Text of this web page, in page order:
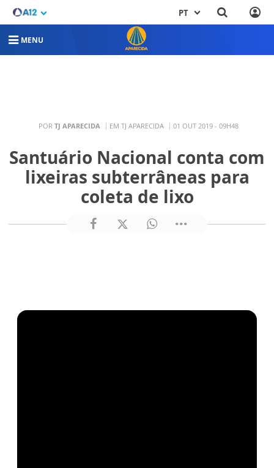
PT
MENU
POR TJ APARECIDA EM TJ APARECIDA 01 OUT 2019 - 09H48
Santuário Nacional conta com
lixeiras subterrâneas para
coleta de lixo